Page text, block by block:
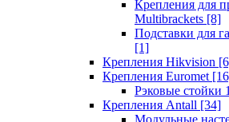
Крепления для
Multibrackets [8]
Подставки для
[1]
Крепления Hikvision
Крепления Euromet
Рэковые стойки
Крепления Antall [34]
Модульные